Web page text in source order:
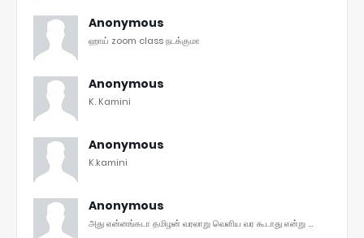
Anonymous
ஹாய் zoom class நடக்குமா
Anonymous
K. Kamini
Anonymous
K.kamini
Anonymous
அது என்னங்கடா தமிழன் வரலாறு வெளிய வர கூடாது என்று ...